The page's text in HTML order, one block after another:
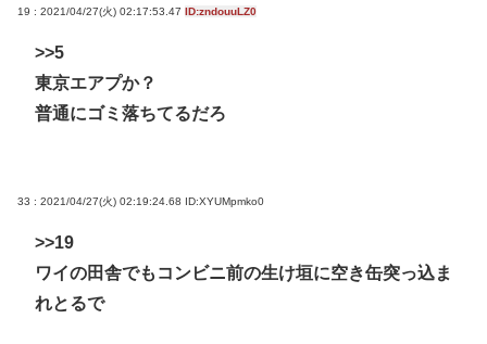
19 : 2021/04/27(火) 02:17:53.47 ID:zndouuLZ0
>>5
東京エアプか？
普通にゴミ落ちてるだろ
33 : 2021/04/27(火) 02:19:24.68 ID:XYUMpmko0
>>19
ワイの田舎でもコンビニ前の生け垣に空き缶突っ込ま
れとるで